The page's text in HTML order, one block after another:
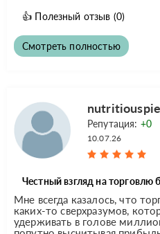
👍 Полезный отзыв (0)
Смотреть полностью
Репутация: +0
10.07.26
Честный взгляд на торговлю
Мне всегда казалось, что
каких-то сверхразумов,
удерживать в голове